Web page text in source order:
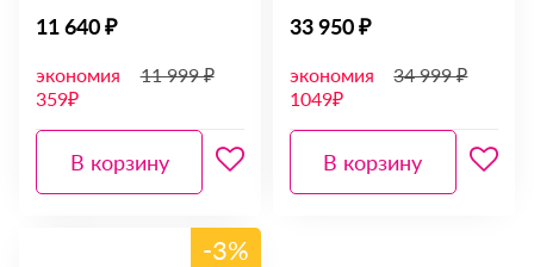
11 640 ₽
экономия
359₽
11 999 ₽
В корзину
33 950 ₽
экономия
1049₽
34 999 ₽
В корзину
-3%